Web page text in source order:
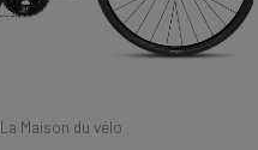
La Maison du vélo